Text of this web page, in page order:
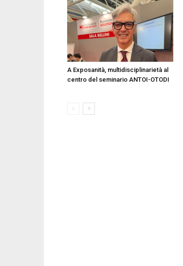
A Exposanità, multidisciplinarietà al
centro del seminario ANTOI-OTODI